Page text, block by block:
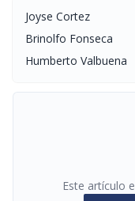
Joyse Cortez
Brinolfo Fonseca
Humberto Valbuena
Este artículo